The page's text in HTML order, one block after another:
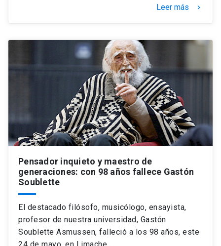
Leer más keyboard_arrow_right
Pensador inquieto y maestro de
generaciones: con 98 años fallece Gastón
Soublette
El destacado filósofo, musicólogo, ensayista,
profesor de nuestra universidad, Gastón
Soublette Asmussen, falleció a los 98 años, este